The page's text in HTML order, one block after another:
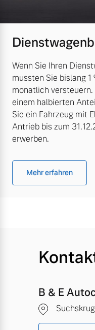
Wenn Sie Ihren
mussten Sie bislang
monatlich versteuern.
einem halbierten
Sie ein Fahrzeug mit
Antrieb bis zum
erwerben.
Mehr erfahren
B & E